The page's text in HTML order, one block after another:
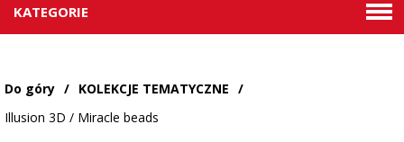
KATEGORIE
Do góry / KOLEKCJE TEMATYCZNE /
Illusion 3D / Miracle beads